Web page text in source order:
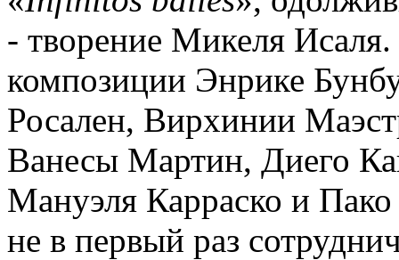
- творение Микеля
композиции Энрике
Росален, Вирхинии
Ванесы Мартин, Диего
Мануэля Карраско и
не в первый раз